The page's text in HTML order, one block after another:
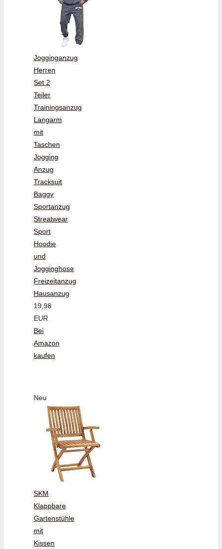
Jogginganzug
Herren
Set 2
Teiler
Trainingsanzug
Langarm
mit
Taschen
Jogging
Anzug
Tracksuit
Baggy
Sportanzug
Streatwear
Sport
Hoodie
und
Jogginghose
Freizeitanzug
Hausanzug
19,98
EUR
Bei
Amazon
kaufen
Neu
SKM
Klappbare
Gartenstühle
mit
Kissen